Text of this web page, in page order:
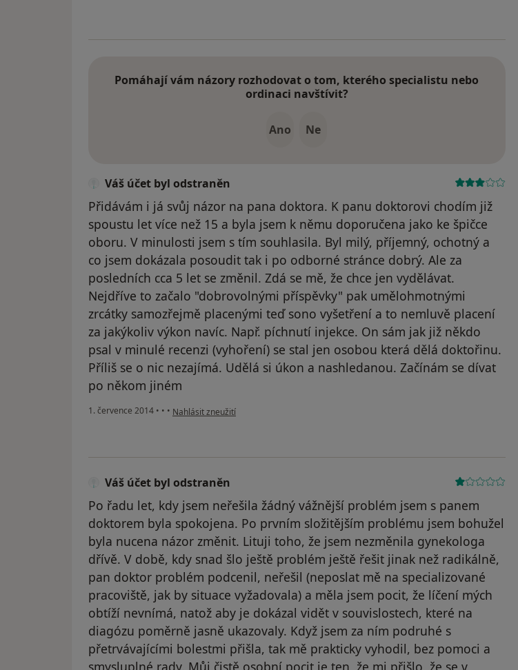
Pomáhají vám názory rozhodovat o tom, kterého specialistu nebo
ordinaci navštívit?
Ano Ne
Váš účet byl odstraněn
Přidávám i já svůj názor na pana doktora. K panu doktorovi chodím již
spoustu let více než 15 a byla jsem k němu doporučena jako ke špičce
oboru. V minulosti jsem s tím souhlasila. Byl milý, příjemný, ochotný a
co jsem dokázala posoudit tak i po odborné stránce dobrý. Ale za
posledních cca 5 let se změnil. Zdá se mě, že chce jen vydělávat.
Nejdříve to začalo "dobrovolnými příspěvky" pak umělohmotnými
zrcátky samozřejmě placenými teď sono vyšetření a to nemluvě placení
za jakýkoliv výkon navíc. Např. píchnutí injekce. On sám jak již někdo
psal v minulé recenzi (vyhoření) se stal jen osobou která dělá doktořinu.
Příliš se o nic nezajímá. Udělá si úkon a nashledanou. Začínám se dívat
po někom jiném
1. července 2014 • • • podle názoru uživatele Váš účet byl odstraněn
Nahlásit zneužití
Váš účet byl odstraněn
Po řadu let, kdy jsem neřešila žádný vážnější problém jsem s panem
doktorem byla spokojena. Po prvním složitějším problému jsem bohužel
byla nucena názor změnit. Lituji toho, že jsem nezměnila gynekologa
dřívě. V době, kdy snad šlo ještě problém ještě řešit jinak než radikálně,
pan doktor problém podcenil, neřešil (neposlat mě na specializované
pracoviště, jak by situace vyžadovala) a měla jsem pocit, že líčení mých
obtíží nevnímá, natož aby je dokázal vidět v souvislostech, které na
diagózu poměrně jasně ukazovaly. Když jsem za ním podruhé s
přetrvávajícími bolestmi přišla, tak mě prakticky vyhodil, bez pomoci a
smysluplné rady. Můj čistě osobní pocit je ten, že mi přišlo, že se v